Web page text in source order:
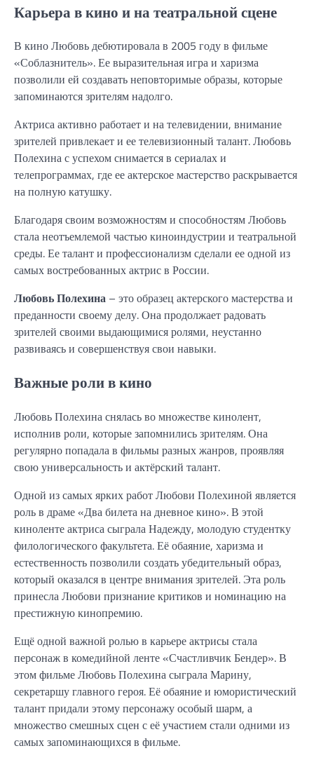
Карьера в кино и на театральной сцене
В кино Любовь дебютировала в 2005 году в фильме
«Соблазнитель». Ее выразительная игра и харизма
позволили ей создавать неповторимые образы, которые
запоминаются зрителям надолго.
Актриса активно работает и на телевидении, внимание
зрителей привлекает и ее телевизионный талант. Любовь
Полехина с успехом снимается в сериалах и
телепрограммах, где ее актерское мастерство раскрывается
на полную катушку.
Благодаря своим возможностям и способностям Любовь
стала неотъемлемой частью киноиндустрии и театральной
среды. Ее талант и профессионализм сделали ее одной из
самых востребованных актрис в России.
Любовь Полехина – это образец актерского мастерства и
преданности своему делу. Она продолжает радовать
зрителей своими выдающимися ролями, неустанно
развиваясь и совершенствуя свои навыки.
Важные роли в кино
Любовь Полехина снялась во множестве кинолент,
исполнив роли, которые запомнились зрителям. Она
регулярно попадала в фильмы разных жанров, проявляя
свою универсальность и актёрский талант.
Одной из самых ярких работ Любови Полехиной является
роль в драме «Два билета на дневное кино». В этой
киноленте актриса сыграла Надежду, молодую студентку
филологического факультета. Её обаяние, харизма и
естественность позволили создать убедительный образ,
который оказался в центре внимания зрителей. Эта роль
принесла Любови признание критиков и номинацию на
престижную кинопремию.
Ещё одной важной ролью в карьере актрисы стала
персонаж в комедийной ленте «Счастливчик Бендер». В
этом фильме Любовь Полехина сыграла Марину,
секретаршу главного героя. Её обаяние и юмористический
талант придали этому персонажу особый шарм, а
множество смешных сцен с её участием стали одними из
самых запоминающихся в фильме.